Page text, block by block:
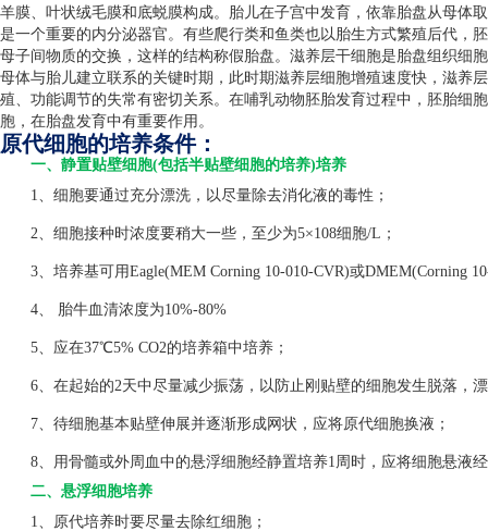
羊膜、叶状绒毛膜和底蜕膜构成。胎儿在子宫中发育，依靠胎盘从母体
是一个重要的内分泌器官。有些爬行类和鱼类也以胎生方式繁殖后代，
母子间物质的交换，这样的结构称假胎盘。滋养层干细胞是胎盘组织细
母体与胎儿建立联系的关键时期，此时期滋养层细胞增殖速度快，滋养
殖、功能调节的失常有密切关系。在哺乳动物胚胎发育过程中，胚胎细
胞，在胎盘发育中有重要作用。
原代细胞的培养条件：
一、静置贴壁细胞(包括半贴壁细胞的培养)培养
1、细胞要通过充分漂洗，以尽量除去消化液的毒性；
2、细胞接种时浓度要稍大一些，至少为5×108细胞/L；
3、培养基可用Eagle(MEM Corning 10-010-CVR)或DMEM(Corning
4、 胎牛血清浓度为10%-80%
5、应在37℃5% CO2的培养箱中培养；
6、在起始的2天中尽量减少振荡，以防止刚贴壁的细胞发生脱落，
7、待细胞基本贴壁伸展并逐渐形成网状，应将原代细胞换液；
8、用骨髓或外周血中的悬浮细胞经静置培养1周时，应将细胞悬液
二、悬浮细胞培养
1、原代培养时要尽量去除红细胞；